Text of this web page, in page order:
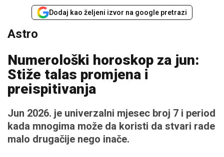
Dodaj kao željeni izvor na google pretrazi
Astro
Numerološki horoskop za jun:
Stiže talas promjena i
preispitivanja
Jun 2026. je univerzalni mjesec broj 7 i period
kada mnogima može da koristi da stvari rade
malo drugačije nego inače.